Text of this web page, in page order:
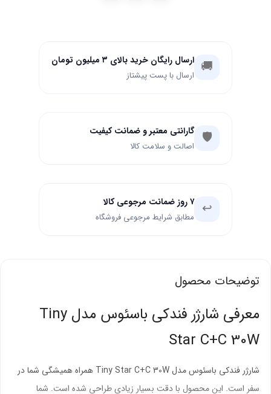
🚚 ارسال رایگان خرید بالای ۳ میلیون تومان
ارسال با پست پیشتاز
🛡️ گارانتی معتبر و ضمانت کیفیت
اصالت و سلامت کالا
↩️ ۷ روز ضمانت مرجوعی کالا
مطابق شرایط مرجوعی فروشگاه
توضیحات محصول
معرفی شارژر فندکی باسئوس مدل Tiny
Star C+C 30W
شارژر فندکی باسئوس مدل Tiny Star C+C 30W همراه همیشگی شما در
سفر است. این محصول با دقت بسیار زیادی طراحی شده است. شما